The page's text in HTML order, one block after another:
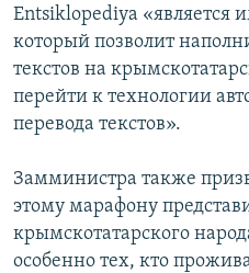
Entsiklopediya «является
который позволит
текстов на
перейти к технологии
перевода текстов».
Замминистра также
этому марафону
крымскотатарского
особенно тех, кто